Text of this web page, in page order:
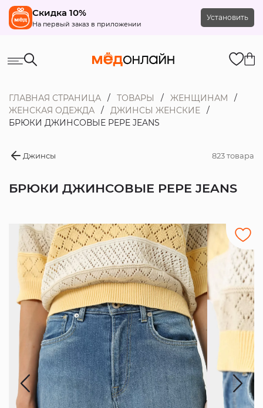
Скидка 10%
На первый заказ в приложении
Установить
ГЛАВНАЯ СТРАНИЦА ТОВАРЫ
ЖЕНЩИНАМ
ЖЕНСКАЯ ОДЕЖДА
ДЖИНСЫ ЖЕНСКИЕ
БРЮКИ ДЖИНСОВЫЕ PEPE JEANS
Джинсы 823 товара
БРЮКИ ДЖИНСОВЫЕ PEPE JEANS